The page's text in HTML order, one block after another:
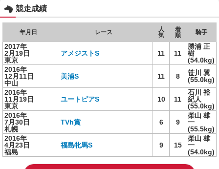
競走成績
年月日 レース
人
気
着
順
騎手
2017年
2月19日
東京
アメジストS 11 11
勝浦 正
樹
(54.0kg)
2016年
12月11日
中山
美浦S 11 8
笹川 翼
(55.0kg)
2016年
11月19日
東京
ユートピアS 10 11
石川 裕
紀人
(55.0kg)
2016年
7月30日
札幌
TVh賞 6 9
柴山 雄
一
(55.5kg)
2016年
4月23日
福島
福島牝馬S 9 15
柴山 雄
一
(54.0kg)